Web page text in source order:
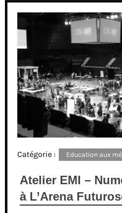
Catégorie : Education aux
Atelier EMI –
à L’Arena